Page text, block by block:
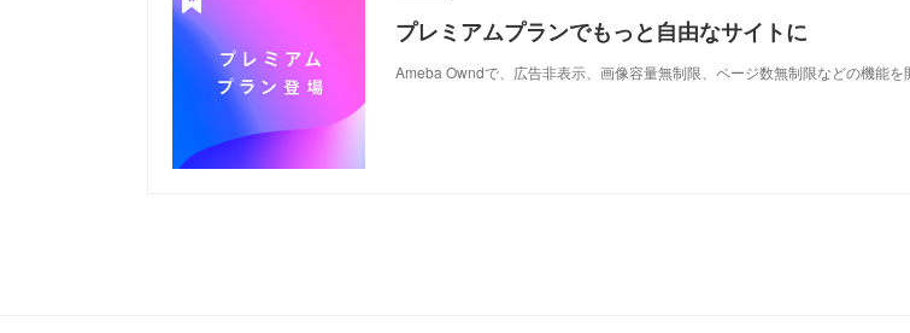
プレミアムプランでもっと自由なサイトに
Ameba Owndで、広告非表示、画像容量無制限、ページ数無制限などの機能を